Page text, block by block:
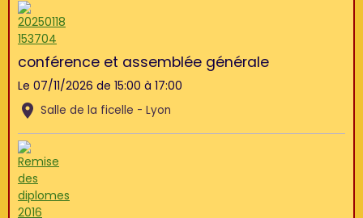
conférence et assemblée générale
Le 07/11/2026 de 15:00 à 17:00
Salle de la ficelle - Lyon